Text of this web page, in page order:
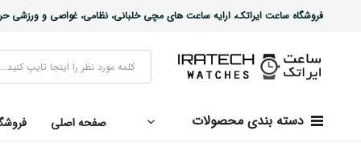
فروشگاه ساعت ایراتک، ارایه ساعت های مچی خلبانی، نظامی، غواصی و ورزشی
دسته بندی محصولات صفحه اصلی